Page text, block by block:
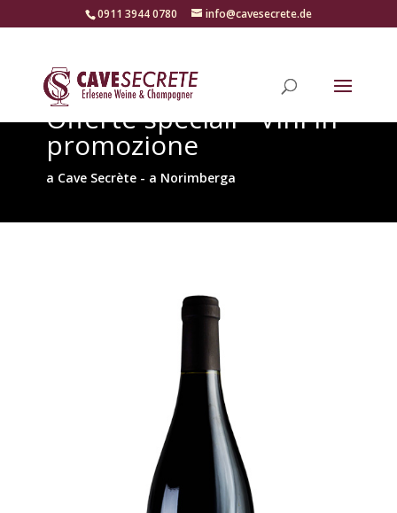
‭0911 3944 0780‬ info@cavesecrete.de
Offerte speciali - Vini in
promozione
a Cave Secrète - a Norimberga